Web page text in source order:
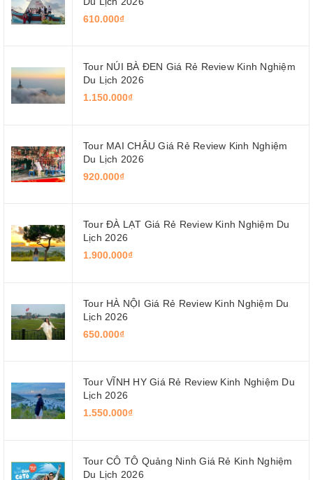
610.000₫
Tour NÚI BÀ ĐEN Giá Rẻ Review Kinh Nghiệm
Du Lịch 2026
1.150.000₫
Tour MAI CHÂU Giá Rẻ Review Kinh Nghiệm
Du Lịch 2026
920.000₫
Tour ĐÀ LẠT Giá Rẻ Review Kinh Nghiệm Du
Lịch 2026
1.900.000₫
Tour HÀ NỘI Giá Rẻ Review Kinh Nghiệm Du
Lịch 2026
650.000₫
Tour VĨNH HY Giá Rẻ Review Kinh Nghiệm Du
Lịch 2026
1.550.000₫
Tour CÔ TÔ Quảng Ninh Giá Rẻ Kinh Nghiệm
Du Lịch 2026